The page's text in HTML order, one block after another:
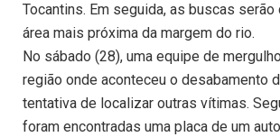
Tocantins. Em seguida, as buscas serão
área mais próxima da margem do rio.
No sábado (28), uma equipe de
região onde aconteceu o desabamento
tentativa de localizar outras vítimas.
foram encontradas uma placa de um